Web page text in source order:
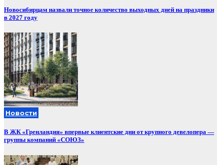
Новосибирцам назвали точное количество выходных дней на праздники
в 2027 году
Новости
В ЖК «Гренландия» впервые клиентские дни от крупного девелопера —
группы компаний «СОЮЗ»